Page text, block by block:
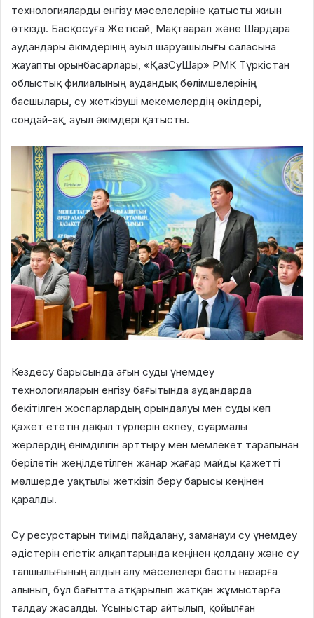
технологияларды енгізу мәселелеріне қатысты жиын
өткізді. Басқосуға Жетісай, Мақтаарал және Шардара
аудандары әкімдерінің ауыл шаруашылығы саласына
жауапты орынбасарлары, «ҚазСуШар» РМК Түркістан
облыстық филиалының аудандық бөлімшелерінің
басшылары, су жеткізуші мекемелердің өкілдері,
сондай-ақ, ауыл әкімдері қатысты.
Кездесу барысында ағын суды үнемдеу
технологияларын енгізу бағытында аудандарда
бекітілген жоспарлардың орындалуы мен суды көп
қажет ететін дақыл түрлерін екпеу, суармалы
жерлердің өнімділігін арттыру мен мемлекет тарапынан
берілетін жеңілдетілген жанар жағар майды қажетті
мөлшерде уақтылы жеткізіп беру барысы кеңінен
қаралды.
Су ресурстарын тиімді пайдалану, заманауи су үнемдеу
әдістерін егістік алқаптарында кеңінен қолдану және су
тапшылығының алдын алу мәселелері басты назарға
алынып, бұл бағытта атқарылып жатқан жұмыстарға
талдау жасалды. Ұсыныстар айтылып, қойылған